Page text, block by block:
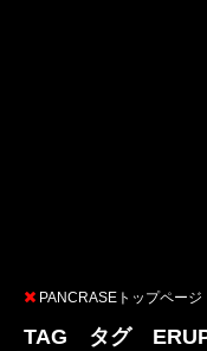
PANCRASEトップページ
TAG タグ